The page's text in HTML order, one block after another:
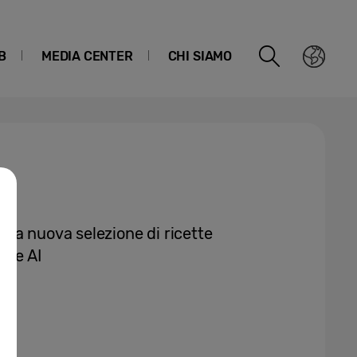
MEDIA CENTER CHI SIAMO
nuova selezione di ricette
AI